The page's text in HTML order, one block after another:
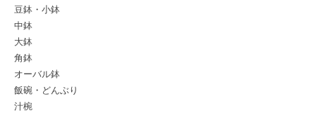
豆鉢・小鉢
中鉢
大鉢
角鉢
オーバル鉢
飯碗・どんぶり
汁椀